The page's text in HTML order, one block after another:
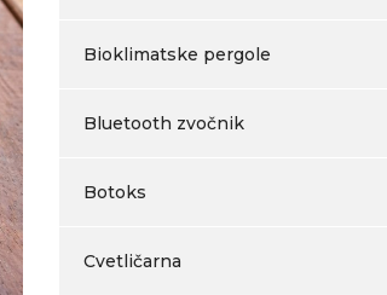
Bioklimatske pergole
Bluetooth zvočnik
Botoks
Cvetličarna